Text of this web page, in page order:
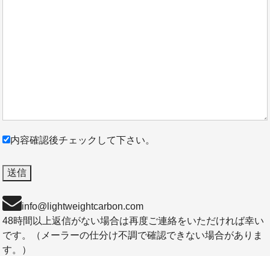
内容確認後チェックして下さい。
info@lightweightcarbon.com
48時間以上返信がない場合は再度ご連絡をいただければ幸い
です。（メーラーの仕分け不調で確認できない場合がありま
す。）